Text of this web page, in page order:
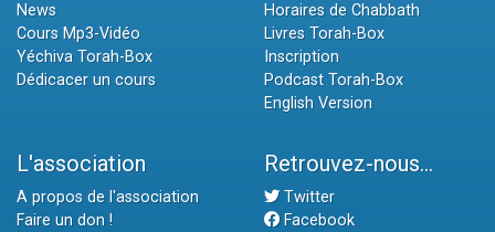
News
Cours Mp3-Vidéo
Yéchiva Torah-Box
Dédicacer un cours
Horaires de Chabbath
Livres Torah-Box
Inscription
Podcast Torah-Box
English Version
L'association
A propos de l'association
Faire un don !
Retrouvez-nous...
Twitter
Facebook